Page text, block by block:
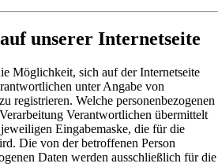
unserer Internetseite
Möglichkeit, sich auf der Internetseite
unter Angabe von
registrieren. Welche personenbezogenen
Verantwortlichen übermittelt
Eingabemaske, die für die
Die von der betroffenen Person
Daten werden ausschließlich für die